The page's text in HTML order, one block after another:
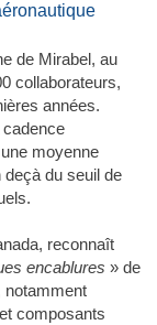
de Mirabel, au
collaborateurs,
années.
moyenne
deçà du seuil de
reconnaît
encablures » de
notamment
composants